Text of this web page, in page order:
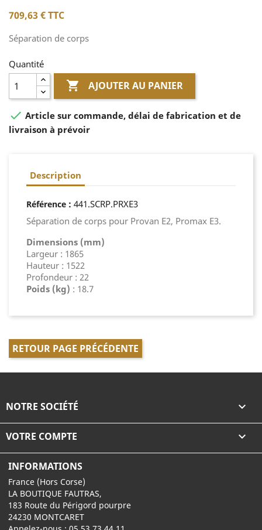
709,63 €TTC
Séparation de corps
Quantité
 AJOUTER AU PANIER
 Article sur commande, délai de fabrication et de
livraison à prévoir
Description
Référence : 441.SCRP.PRXE3
Séparation de corps pour Provan E2, Promax E3.
Dimensions (mm)
Largeur : 1865
Hauteur : 1522
Profondeur : 22
Poids (kg) : 18.7
RETOUR PAGE PRÉCÉDENTE
NOTRE SOCIÉTÉ 
VOTRE COMPTE 
INFORMATIONS
France (Hors Corse)
LA BOUTIQUE FAUTRAS,
183 Route du Périgord pourpre
24230 MONTCARET